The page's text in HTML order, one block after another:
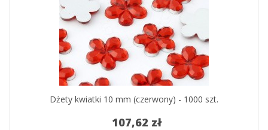
Dżety kwiatki 10 mm (czerwony) - 1000 szt.
107,62 zł